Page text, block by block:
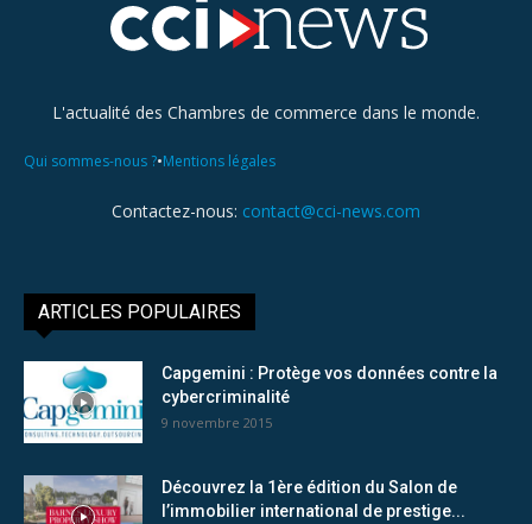
L'actualité des Chambres de commerce dans le monde.
Qui sommes-nous ?•Mentions légales
Contactez-nous: contact@cci-news.com
ARTICLES POPULAIRES
Capgemini : Protège vos données contre la
cybercriminalité
9 novembre 2015
Découvrez la 1ère édition du Salon de
l’immobilier international de prestige...